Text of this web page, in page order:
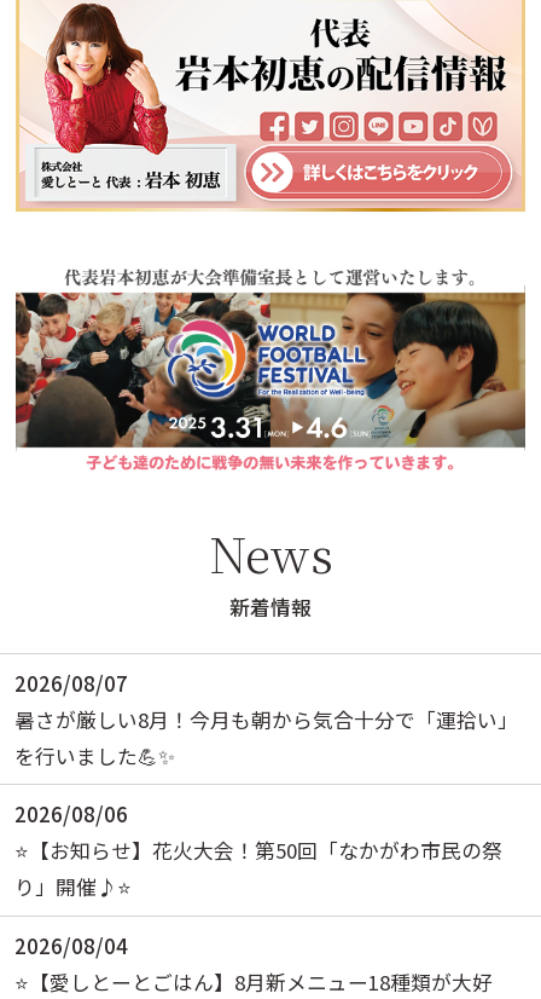
News
新着情報
2026/08/07
暑さが厳しい8月！今月も朝から気合十分で「運拾い」
を行いました💪✨
2026/08/06
⭐️【お知らせ】花火大会！第50回「なかがわ市民の祭
り」開催♪⭐️
2026/08/04
⭐️【愛しとーとごはん】8月新メニュー18種類が大好